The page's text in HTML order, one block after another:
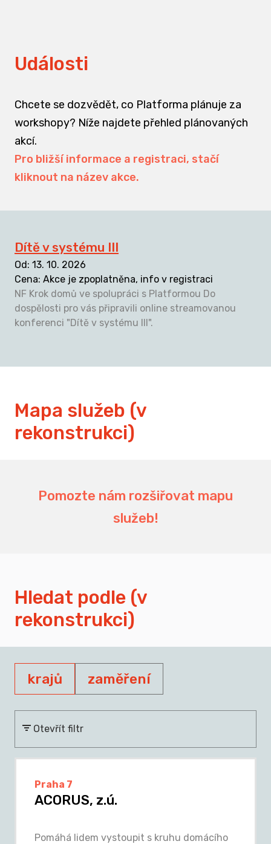
Události
Chcete se dozvědět, co Platforma plánuje za
workshopy? Níže najdete přehled plánovaných
akcí.
Pro bližší informace a registraci, stačí
kliknout na název akce.
Dítě v systému III
Od: 13. 10. 2026
Cena: Akce je zpoplatněna, info v registraci
NF Krok domů ve spolupráci s Platformou Do
dospělosti pro vás připravili online streamovanou
konferenci "Dítě v systému III".
Mapa služeb (v
rekonstrukci)
Pomozte nám rozšiřovat mapu
služeb!
Hledat podle (v
rekonstrukci)
krajů zaměření
Otevřít filtr
Praha 7
ACORUS, z.ú.
Pomáhá lidem vystoupit s kruhu domácího